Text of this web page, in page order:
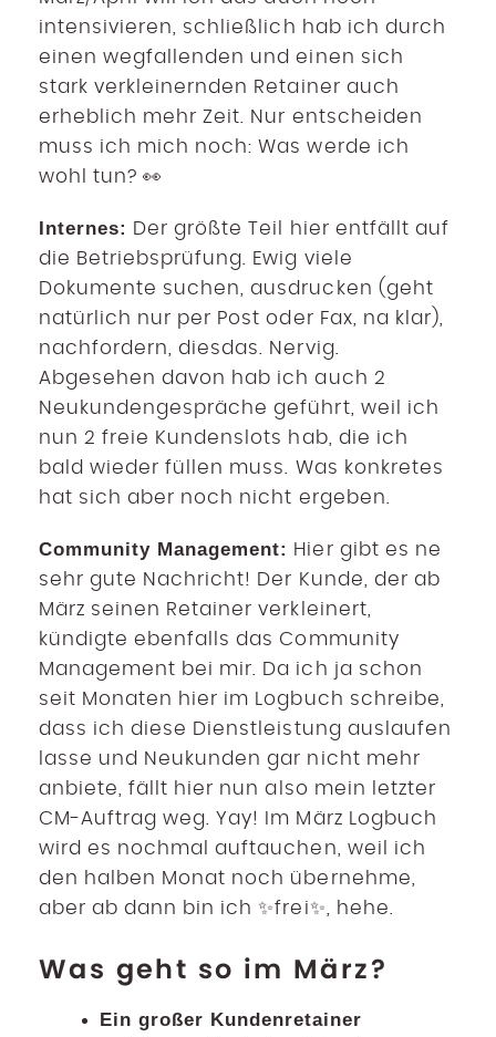
intensivieren, schließlich hab ich durch
einen wegfallenden und einen sich
stark verkleinernden Retainer auch
erheblich mehr Zeit. Nur entscheiden
muss ich mich noch: Was werde ich
wohl tun? 👀
Internes: Der größte Teil hier entfällt auf
die Betriebsprüfung. Ewig viele
Dokumente suchen, ausdrucken (geht
natürlich nur per Post oder Fax, na klar),
nachfordern, diesdas. Nervig.
Abgesehen davon hab ich auch 2
Neukundengespräche geführt, weil ich
nun 2 freie Kundenslots hab, die ich
bald wieder füllen muss. Was konkretes
hat sich aber noch nicht ergeben.
Community Management: Hier gibt es ne
sehr gute Nachricht! Der Kunde, der ab
März seinen Retainer verkleinert,
kündigte ebenfalls das Community
Management bei mir. Da ich ja schon
seit Monaten hier im Logbuch schreibe,
dass ich diese Dienstleistung auslaufen
lasse und Neukunden gar nicht mehr
anbiete, fällt hier nun also mein letzter
CM-Auftrag weg. Yay! Im März Logbuch
wird es nochmal auftauchen, weil ich
den halben Monat noch übernehme,
aber ab dann bin ich ✨frei✨, hehe.
Was geht so im März?
Ein großer Kundenretainer